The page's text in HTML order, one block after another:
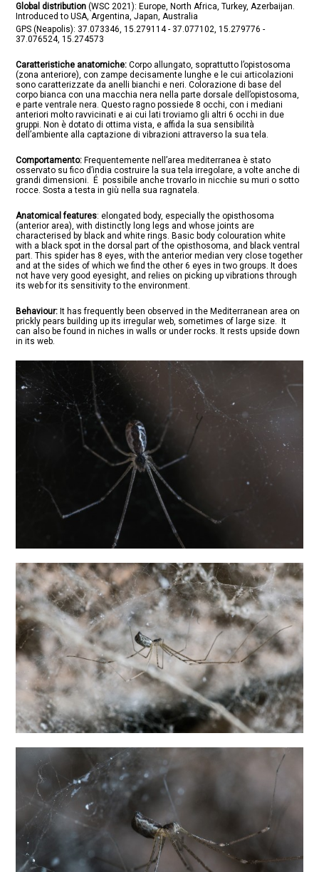
Global distribution (WSC 2021): Europe, North Africa, Turkey, Azerbaijan.
Introduced to USA, Argentina, Japan, Australia
GPS (Neapolis): 37.073346, 15.279114 - 37.077102, 15.279776 -
37.076524, 15.274573
Caratteristiche anatomiche: Corpo allungato, soprattutto l’opistosoma
(zona anteriore), con zampe decisamente lunghe e le cui articolazioni
sono caratterizzate da anelli bianchi e neri. Colorazione di base del
corpo bianca con una macchia nera nella parte dorsale dell’opistosoma,
e parte ventrale nera. Questo ragno possiede 8 occhi, con i mediani
anteriori molto ravvicinati e ai cui lati troviamo gli altri 6 occhi in due
gruppi. Non è dotato di ottima vista, e affida la sua sensibilità
dell’ambiente alla captazione di vibrazioni attraverso la sua tela.
Comportamento: Frequentemente nell’area mediterranea è stato
osservato su fico d’india costruire la sua tela irregolare, a volte anche di
grandi dimensioni. É possibile anche trovarlo in nicchie su muri o sotto
rocce. Sosta a testa in giù nella sua ragnatela.
Anatomical features: elongated body, especially the opisthosoma
(anterior area), with distinctly long legs and whose joints are
characterised by black and white rings. Basic body colouration white
with a black spot in the dorsal part of the opisthosoma, and black ventral
part. This spider has 8 eyes, with the anterior median very close together
and at the sides of which we find the other 6 eyes in two groups. It does
not have very good eyesight, and relies on picking up vibrations through
its web for its sensitivity to the environment.
Behaviour: It has frequently been observed in the Mediterranean area on
prickly pears building up its irregular web, sometimes of large size. It
can also be found in niches in walls or under rocks. It rests upside down
in its web.